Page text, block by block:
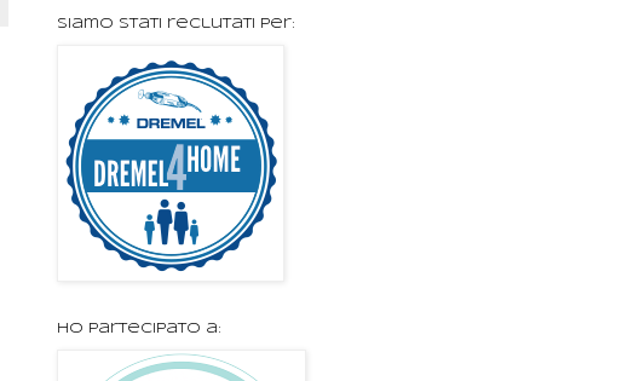
Siamo stati reclutati per:
Ho partecipato a: